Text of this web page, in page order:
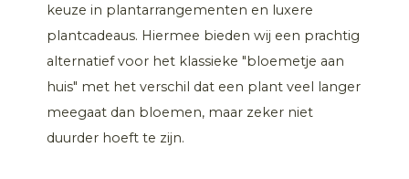
keuze in plantarrangementen en luxere
plantcadeaus. Hiermee bieden wij een prachtig
alternatief voor het klassieke "bloemetje aan
huis" met het verschil dat een plant veel langer
meegaat dan bloemen, maar zeker niet
duurder hoeft te zijn.